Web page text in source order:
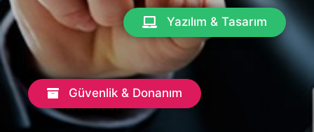
Yazılım & Tasarım
Güvenlik & Donanım